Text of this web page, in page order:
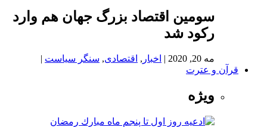
سومین اقتصاد بزرگ جهان هم وارد
رکود شد
مه 20, 2020 | اخبار , اقتصادی, سنگر سیاست |
قرآن و عترت
ویژه